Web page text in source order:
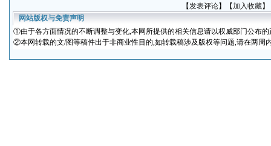
【发表评论】【加入收藏】
网站版权与免责声明
①由于各方面情况的不断调整与变化,本网所提供的相关信息请以权威部门公布
②本网转载的文/图等稿件出于非商业性目的,如转载稿涉及版权等问题,请在两周